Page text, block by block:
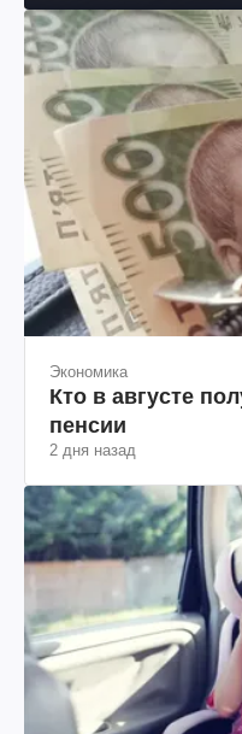
Экономика
Кто в августе
пенсии
2 дня назад